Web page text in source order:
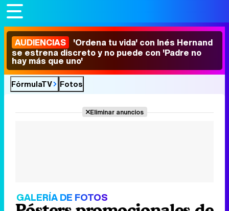
AUDIENCIAS 'Ordena tu vida' con Inés Hernand
se estrena discreto y no puede con 'Padre no
hay más que uno'
FórmulaTV Fotos
Eliminar anuncios
GALERÍA DE FOTOS